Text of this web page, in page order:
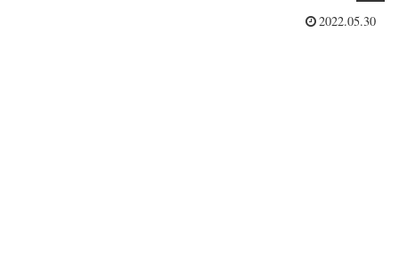
2022.05.30